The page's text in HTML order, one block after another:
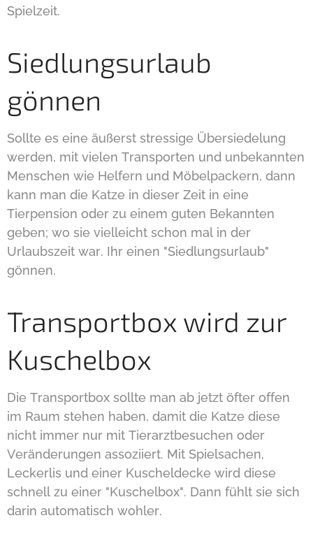
Spielzeit.
Siedlungsurlaub
gönnen
Sollte es eine äußerst stressige Übersiedelung
werden, mit vielen Transporten und unbekannten
Menschen wie Helfern und Möbelpackern, dann
kann man die Katze in dieser Zeit in eine
Tierpension oder zu einem guten Bekannten
geben; wo sie vielleicht schon mal in der
Urlaubszeit war. Ihr einen "Siedlungsurlaub"
gönnen.
Transportbox wird zur
Kuschelbox
Die Transportbox sollte man ab jetzt öfter offen
im Raum stehen haben, damit die Katze diese
nicht immer nur mit Tierarztbesuchen oder
Veränderungen assoziiert. Mit Spielsachen,
Leckerlis und einer Kuscheldecke wird diese
schnell zu einer "Kuschelbox". Dann fühlt sie sich
darin automatisch wohler.